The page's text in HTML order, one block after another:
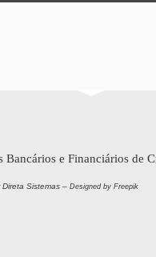
Bancários e Financiários de
Sistemas – Designed by Freepik